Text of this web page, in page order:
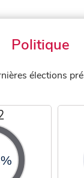
Politique
élections